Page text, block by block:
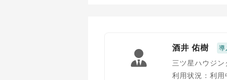
酒井 佑樹 導
三ツ星ハウジン
利用状況：利用